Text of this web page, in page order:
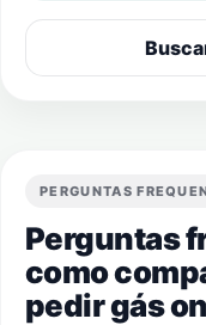
PERGUNTAS
Perguntas
como
pedir gás